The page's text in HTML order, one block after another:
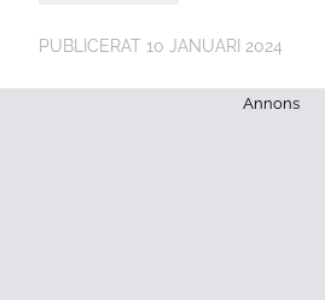
PUBLICERAT 10 JANUARI 2024
Annons